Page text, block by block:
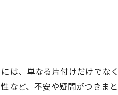
は、単なる片付けだけでな
ど、不安や疑問がつきまと